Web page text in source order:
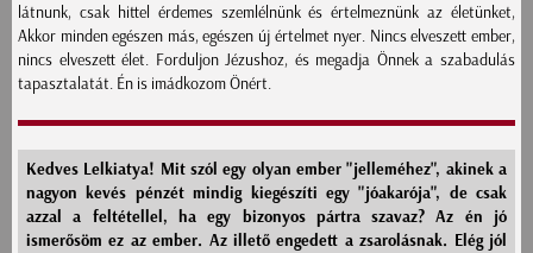
látnunk, csak hittel érdemes szemlélnünk és értelmeznünk az életünket,
Akkor minden egészen más, egészen új értelmet nyer. Nincs elveszett ember,
nincs elveszett élet. Forduljon Jézushoz, és megadja Önnek a szabadulás
tapasztalatát. Én is imádkozom Önért.
Kedves Lelkiatya! Mit szól egy olyan ember "jelleméhez", akinek a
nagyon kevés pénzét mindig kiegészíti egy "jóakarója", de csak
azzal a feltétellel, ha egy bizonyos pártra szavaz? Az én jó
ismerősöm ez az ember. Az illető engedett a zsarolásnak. Elég jól